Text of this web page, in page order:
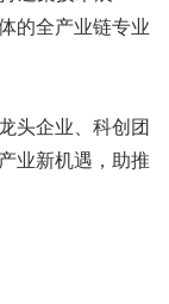
的全产业链专业
头企业、科创团
业新机遇，助推